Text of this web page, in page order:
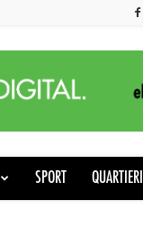
SPORT QUARTIERI